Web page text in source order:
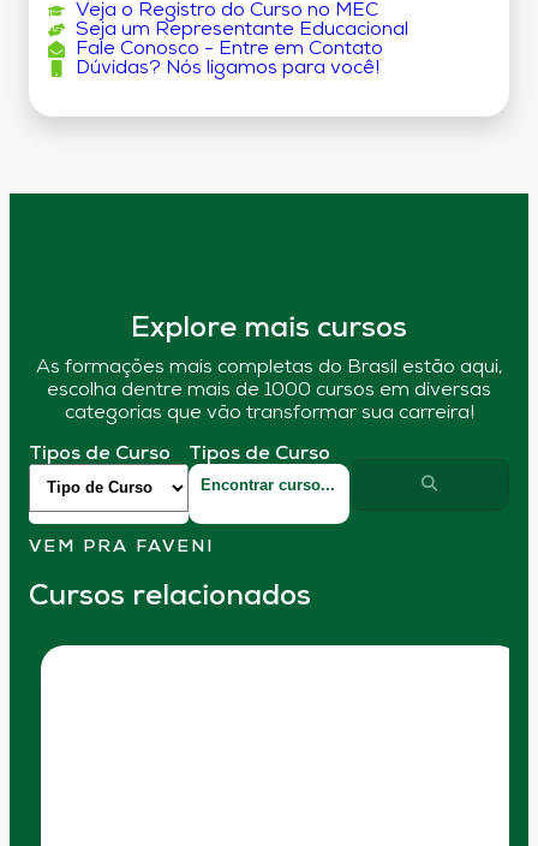
Veja o Registro do Curso no MEC
Seja um Representante Educacional
Fale Conosco - Entre em Contato
Dúvidas? Nós ligamos para você!
Explore mais cursos
As formações mais completas do Brasil estão aqui,
escolha dentre mais de 1000 cursos em diversas
categorias que vão transformar sua carreira!
Tipos de Curso Tipos de Curso
VEM PRA FAVENI
Cursos relacionados